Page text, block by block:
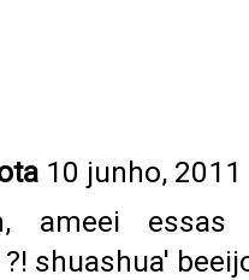
10 junho,
ameei essas
shuashua'